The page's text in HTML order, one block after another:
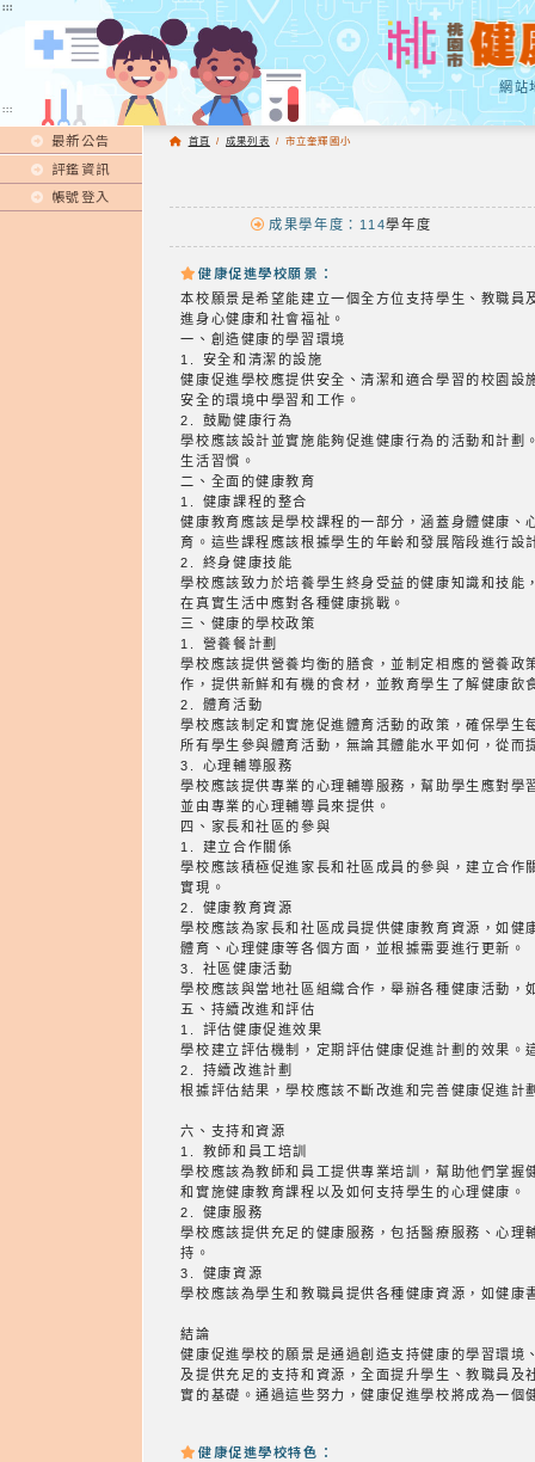
:::
網站
:::
最新公告
評鑑資訊
帳號登入
首頁 / 成果列表 / 市立奎輝國小
成果學年度：114學年度
健康促進學校願景：
本校願景是希望能建立一個全方位支持學生、教職
進身心健康和社會福祉。
一、創造健康的學習環境
1. 安全和清潔的設施
健康促進學校應提供安全、清潔和適合學習的校園
安全的環境中學習和工作。
2. 鼓勵健康行為
學校應該設計並實施能夠促進健康行為的活動和計
生活習慣。
二、全面的健康教育
1. 健康課程的整合
健康教育應該是學校課程的一部分，涵蓋身體健康
育。這些課程應該根據學生的年齡和發展階段進行設
2. 終身健康技能
學校應該致力於培養學生終身受益的健康知識和技
在真實生活中應對各種健康挑戰。
三、健康的學校政策
1. 營養餐計劃
學校應該提供營養均衡的膳食，並制定相應的營養
作，提供新鮮和有機的食材，並教育學生了解健康飲
2. 體育活動
學校應該制定和實施促進體育活動的政策，確保學
所有學生參與體育活動，無論其體能水平如何，從而
3. 心理輔導服務
學校應該提供專業的心理輔導服務，幫助學生應對
並由專業的心理輔導員來提供。
四、家長和社區的參與
1. 建立合作關係
學校應該積極促進家長和社區成員的參與，建立合
實現。
2. 健康教育資源
學校應該為家長和社區成員提供健康教育資源，如
體育、心理健康等各個方面，並根據需要進行更新。
3. 社區健康活動
學校應該與當地社區組織合作，舉辦各種健康活動
五、持續改進和評估
1. 評估健康促進效果
學校建立評估機制，定期評估健康促進計劃的效果
2. 持續改進計劃
根據評估結果，學校應該不斷改進和完善健康促進
六、支持和資源
1. 教師和員工培訓
學校應該為教師和員工提供專業培訓，幫助他們掌
和實施健康教育課程以及如何支持學生的心理健康。
2. 健康服務
學校應該提供充足的健康服務，包括醫療服務、心
持。
3. 健康資源
學校應該為學生和教職員提供各種健康資源，如健
結論
健康促進學校的願景是通過創造支持健康的學習環
及提供充足的支持和資源，全面提升學生、教職員
實的基礎。通過這些努力，健康促進學校將成為一個
健康促進學校特色：
:::